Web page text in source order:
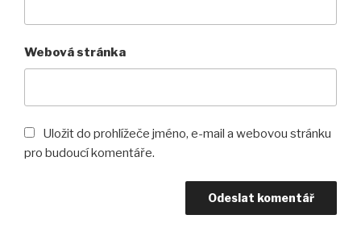
Webová stránka
Uložit do prohlížeče jméno, e-mail a webovou stránku
pro budoucí komentáře.